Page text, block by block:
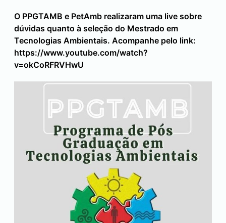
O PPGTAMB e PetAmb realizaram uma live sobre
dúvidas quanto à seleção do Mestrado em
Tecnologias Ambientais. Acompanhe pelo link:
https://www.youtube.com/watch?
v=okCoRFRVHwU